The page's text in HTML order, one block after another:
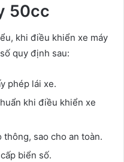
50cc
khi điều khiển xe máy
quy định sau:
phép lái xe.
khi điều khiển xe
thông, sao cho an toàn.
biển số.